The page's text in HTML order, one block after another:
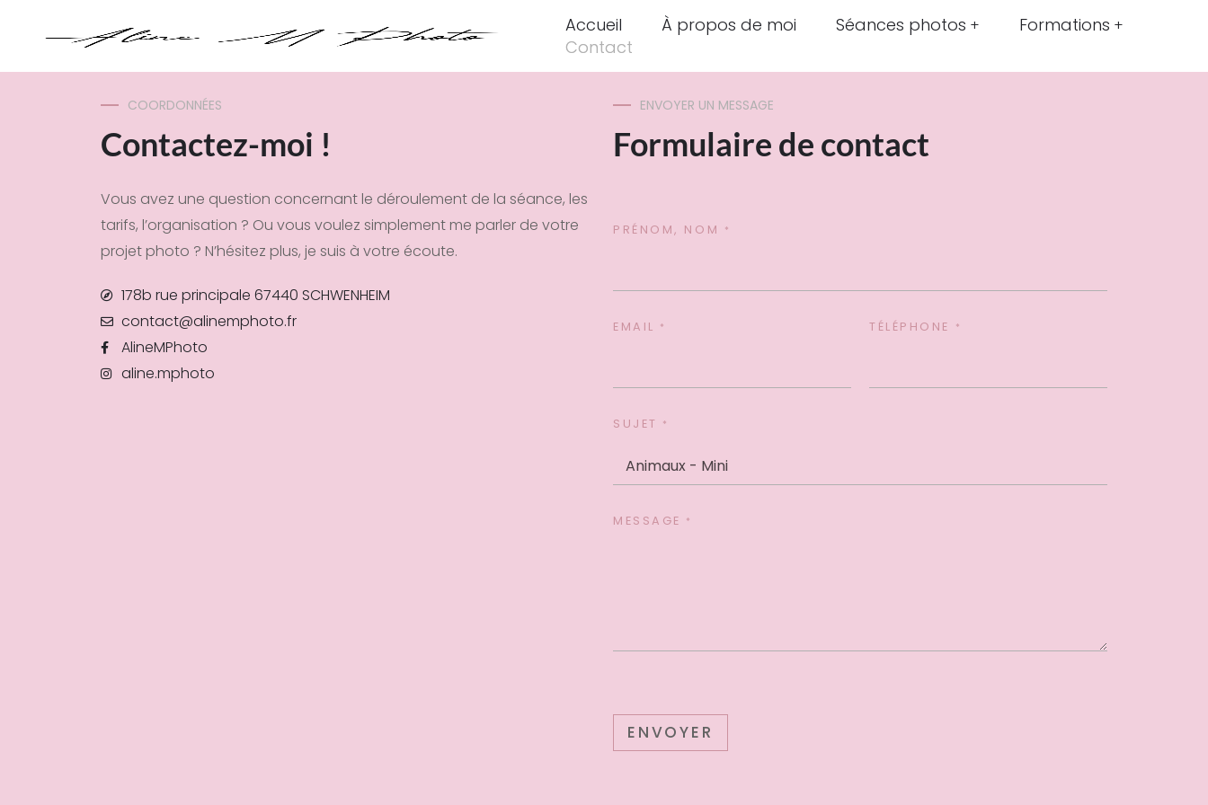
Accueil À propos de moi Séances photos
Formations
Contact
COORDONNÉES
Contactez-moi !
Vous avez une question concernant le déroulement de la séance, les
tarifs, l’organisation ? Ou vous voulez simplement me parler de votre
projet photo ? N’hésitez plus, je suis à votre écoute.
178b rue principale 67440 SCHWENHEIM
contact@alinemphoto.fr
AlineMPhoto
aline.mphoto
ENVOYER UN MESSAGE
Formulaire de contact
PRÉNOM, NOM *
EMAIL * TÉLÉPHONE *
SUJET *
MESSAGE *
ENVOYER